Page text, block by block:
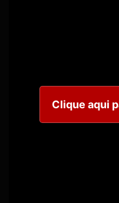
Clique aqui